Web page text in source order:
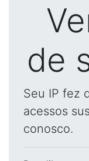
de
Seu IP fez
acessos
conosco.